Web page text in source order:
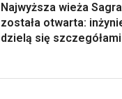
Najwyższa wieża
została otwarta:
dzielą się